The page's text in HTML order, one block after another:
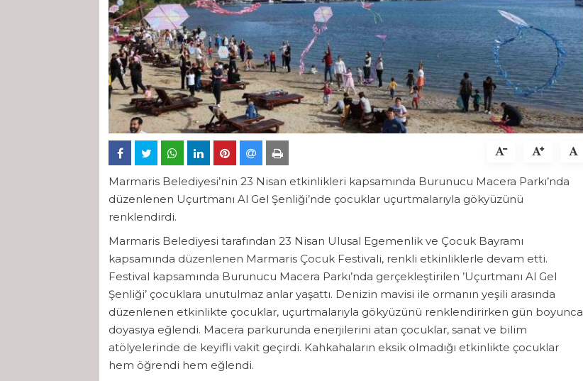
Marmaris Belediyesi’nin 23 Nisan etkinlikleri kapsamında Burunucu Macera Parkı’nda
düzenlenen Uçurtmanı Al Gel Şenliği’nde çocuklar uçurtmalarıyla gökyüzünü
renklendirdi.
Marmaris Belediyesi tarafından 23 Nisan Ulusal Egemenlik ve Çocuk Bayramı
kapsamında düzenlenen Marmaris Çocuk Festivali, renkli etkinliklerle devam etti.
Festival kapsamında Burunucu Macera Parkı’nda gerçekleştirilen ’Uçurtmanı Al Gel
Şenliği’ çocuklara unutulmaz anlar yaşattı. Denizin mavisi ile ormanın yeşili arasında
düzenlenen etkinlikte çocuklar, uçurtmalarıyla gökyüzünü renklendirirken gün boyunca
doyasıya eğlendi. Macera parkurunda enerjilerini atan çocuklar, sanat ve bilim
atölyelerinde de keyifli vakit geçirdi. Kahkahaların eksik olmadığı etkinlikte çocuklar
hem öğrendi hem eğlendi.